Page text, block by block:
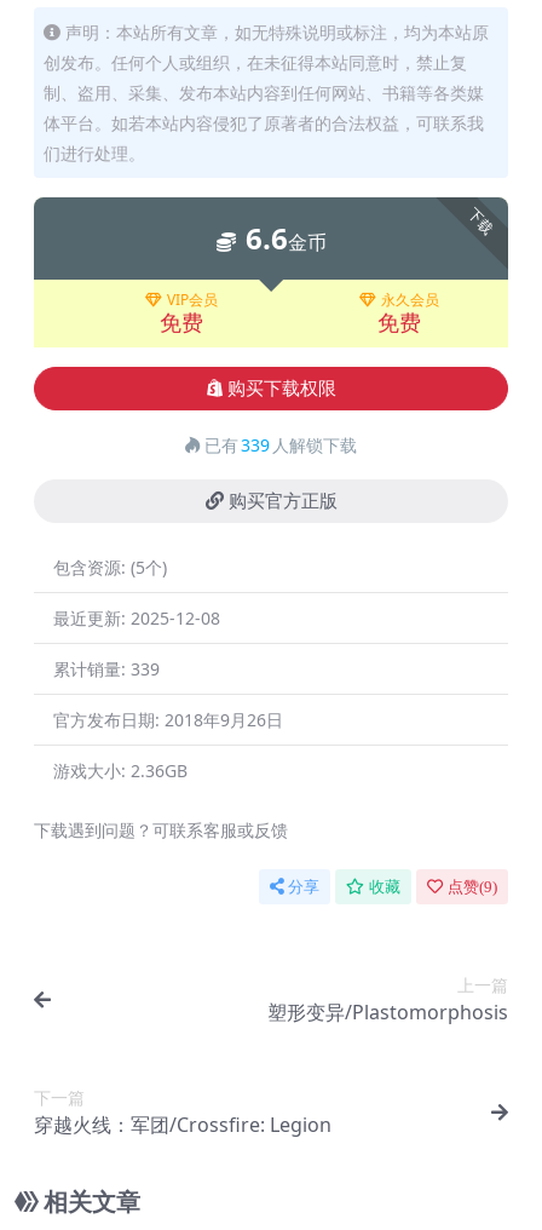
声明：本站所有文章，如无特殊说明或标注，均为本站原
创发布。任何个人或组织，在未征得本站同意时，禁止复
制、盗用、采集、发布本站内容到任何网站、书籍等各类媒
体平台。如若本站内容侵犯了原著者的合法权益，可联系我
们进行处理。
下载
6.6金币
VIP会员
免费
永久会员
免费
购买下载权限
已有339 人解锁下载
购买官方正版
包含资源: (5个)
最近更新: 2025-12-08
累计销量: 339
官方发布日期: 2018年9月26日
游戏大小: 2.36GB
下载遇到问题？可联系客服或反馈
分享 收藏 点赞(9)
上一篇
塑形变异/Plastomorphosis
下一篇
穿越火线：军团/Crossfire: Legion
相关文章